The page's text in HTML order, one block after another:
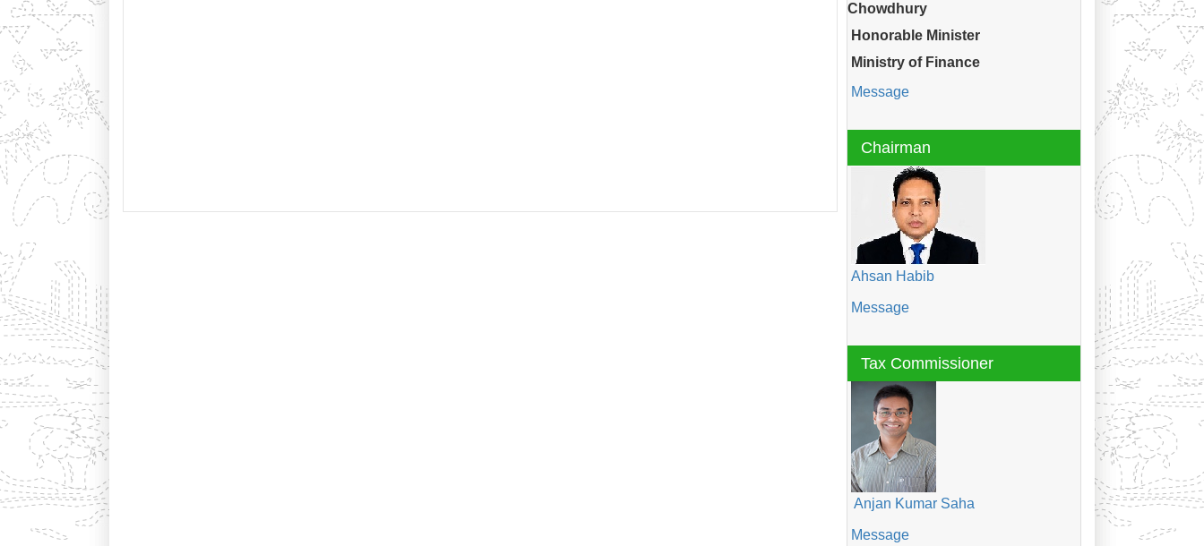
Chowdhury
Honorable Minister
Ministry of Finance
Message
Chairman
Ahsan Habib
Message
Tax Commissioner
Anjan Kumar Saha
Message